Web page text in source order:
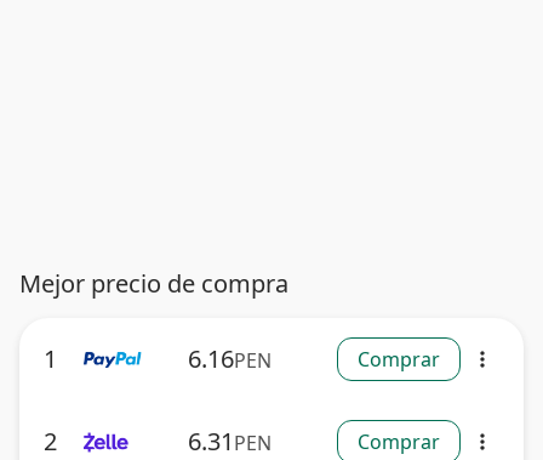
Mejor precio de compra
1 6.16PEN Comprar more_vert
2 6.31 PEN Comprar more_vert